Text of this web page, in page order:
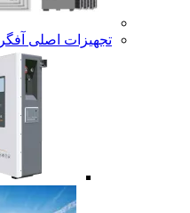
تجهیزات اصلی